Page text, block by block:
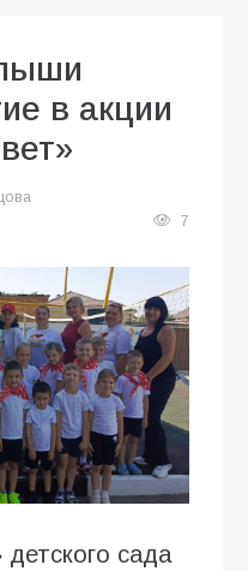
в акции
7
сада